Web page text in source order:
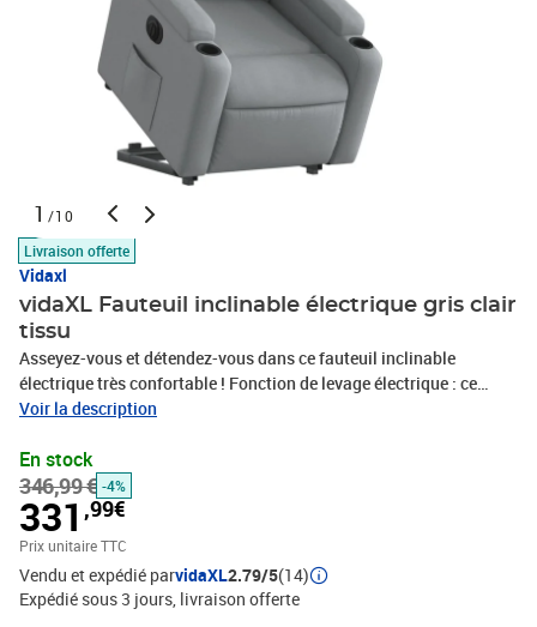
1 /10
Livraison offerte
Vidaxl
vidaXL Fauteuil inclinable électrique gris clair
tissu
Asseyez-vous et détendez-vous dans ce fauteuil inclinable
électrique très confortable ! Fonction de levage électrique : ce
fauteuil inclinable pour personnes âgées est équipé d'un moteur
pousse toute la chaise vers le haut, vous pouvez facilement vous
tenir debout sans stresser votre dos et vos genoux en appuyant
simplement sur le bouton.Fonction d'inclinaison électrique : ce
fauteuil inclinable est également équipé d'un moteur électrique qui
permet de régler automatiquement le repose-pied et le dossier
dans n'importe quelle position, selon votre confort, en appuyant
simplement sur le bouton situé sur le côté du fauteuil. Cette
Voir la description
En stock
346,99 € -4%
331 ,99€
Prix unitaire TTC
Vendu et expédié parvidaXL2.79/5(14)
Expédié sous 3 jours livraison offerte